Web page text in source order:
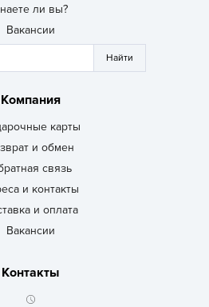
ли вы?
Вакансии
Компания
карты
и обмен
связь
и контакты
и оплата
Вакансии
Контакты